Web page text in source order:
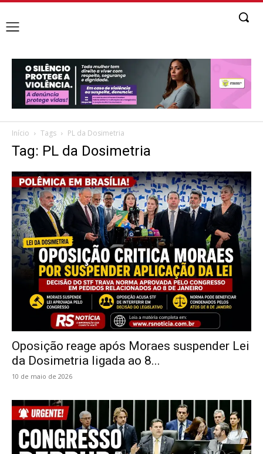
Início Tags PL da Dosimetria
Tag: PL da Dosimetria
Oposição reage após Moraes suspender Lei
da Dosimetria ligada ao 8...
10 de maio de 2026